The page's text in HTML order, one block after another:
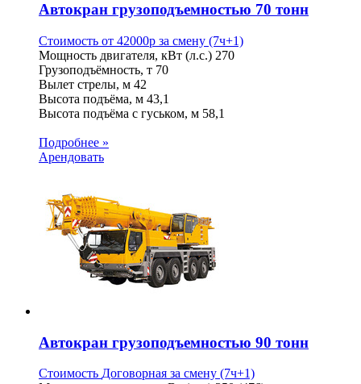
Автокран грузоподъемностью 70 тонн
Стоимость от 42000p за смену (7ч+1)
Мощность двигателя, кВт (л.с.) 270
Грузоподъёмность, т 70
Вылет стрелы, м 42
Высота подъёма, м 43,1
Высота подъёма с гуськом, м 58,1
Подробнее »
Арендовать
Автокран грузоподъемностью 90 тонн
Стоимость Договорная за смену (7ч+1)